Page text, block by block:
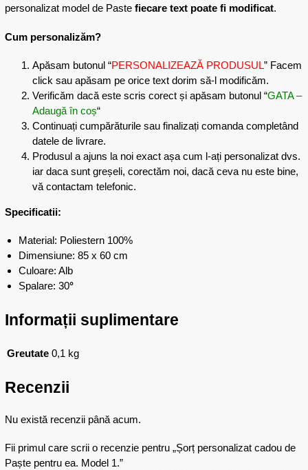
personalizat model de Paste fiecare text poate fi modificat.
Cum personalizăm?
Apăsam butonul “PERSONALIZEAZĂ PRODUSUL” Facem
click sau apăsam pe orice text dorim să-l modificăm.
Verificăm dacă este scris corect și apăsam butonul “GATA–
Adaugă în coș“
Continuați cumpărăturile sau finalizați comanda completând
datele de livrare.
Produsul a ajuns la noi exact așa cum l-ați personalizat dvs.
iar daca sunt greșeli, corectăm noi, dacă ceva nu este bine,
vă contactam telefonic.
Specificatii:
Material: Poliestern 100%
Dimensiune: 85 x 60 cm
Culoare: Alb
Spalare: 30°
Informații suplimentare
Greutate 0,1 kg
Recenzii
Nu există recenzii până acum.
Fii primul care scrii o recenzie pentru „Șorț personalizat cadou de
Paște pentru ea. Model 1.”